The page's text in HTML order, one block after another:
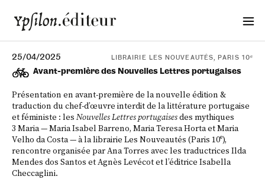
25/04/2025
Avant-première des Nouvelles Lettres portugaises
LIBRAIRIE LES NOUVEAUTÉS, PARIS 10ᵉ
Présentation en avant-première de la nouvelle édition &
traduction du chef-d’œuvre interdit de la littérature portugaise
et féministe : les Nouvelles Lettres portugaisesdes mythiques
3 Maria — Maria Isabel Barreno, Maria Teresa Horta et Maria
Velho da Costa — à la librairie Les Nouveautés (Paris 10ᵉ),
rencontre organisée par Ana Torres avec les traductrices Ilda
Mendes dos Santos et Agnès Levécot et l’éditrice Isabella
Checcaglini.